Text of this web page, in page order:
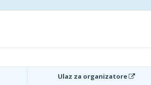
Ulaz za organizatore